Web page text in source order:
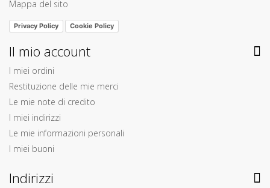
Mappa del sito
Privacy Policy Cookie Policy
Il mio account
I miei ordini
Restituzione delle mie merci
Le mie note di credito
I miei indirizzi
Le mie informazioni personali
I miei buoni
Indirizzi